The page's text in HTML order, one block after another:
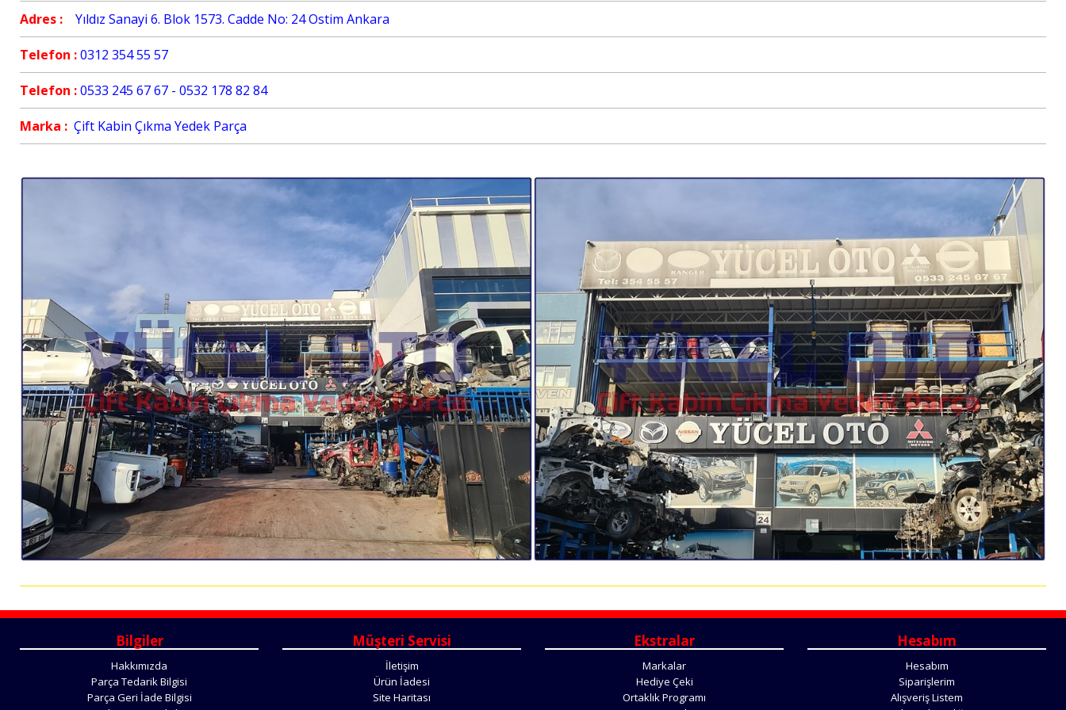
Adres : Yıldız Sanayi 6. Blok 1573. Cadde No: 24 Ostim Ankara
Telefon :0312 354 55 57
Telefon :0533 245 67 67 - 0532 178 82 84
Marka : Çift Kabin Çıkma Yedek Parça
Bilgiler
Hakkımızda
Parça Tedarik Bilgisi
Parça Geri İade Bilgisi
Müşteri Servisi
İletişim
Ürün İadesi
Site Haritası
Ekstralar
Markalar
Hediye Çeki
Ortaklık Programı
Hesabım
Hesabım
Siparişlerim
Alışveriş Listem